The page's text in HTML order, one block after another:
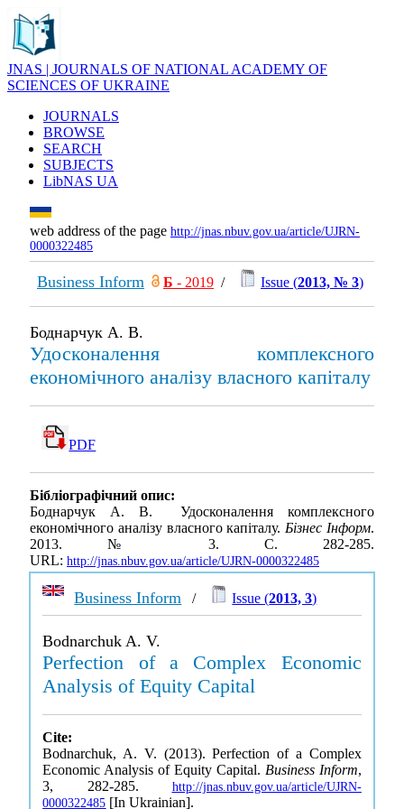
JNAS | JOURNALS OF NATIONAL ACADEMY OF
SCIENCES OF UKRAINE
JOURNALS
BROWSE
SEARCH
SUBJECTS
LibNAS UA
web address of the page http://jnas.nbuv.gov.ua/article/UJRN-
0000322485
Business Inform Б - 2019 / Issue (2013, № 3)
Боднарчук А. В.
Удосконалення комплексного
економічного аналізу власного капіталу
PDF
Бібліографічний опис:
Боднарчук А. В. Удосконалення комплексного
економічного аналізу власного капіталу.Бізнес Інформ.
2013. № 3. С. 282-285.
URL: http://jnas.nbuv.gov.ua/article/UJRN-0000322485
Business Inform / Issue (2013, 3)
Bodnarchuk A. V.
Perfection of a Complex Economic
Analysis of Equity Capital
Cite:
Bodnarchuk, A. V. (2013). Perfection of a Complex
Economic Analysis of Equity Capital. Business Inform,
3, 282-285. http://jnas.nbuv.gov.ua/article/UJRN-
0000322485 [In Ukrainian].